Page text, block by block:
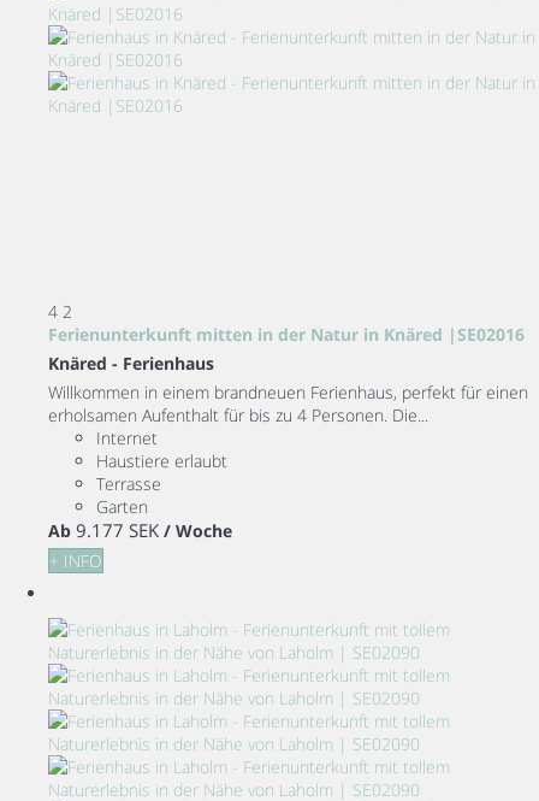
4 2
Ferienunterkunft mitten in der Natur in Knäred |SE02016
Knäred - Ferienhaus
Willkommen in einem brandneuen Ferienhaus, perfekt für einen
erholsamen Aufenthalt für bis zu 4 Personen. Die...
Internet
Haustiere erlaubt
Terrasse
Garten
Ab 9.177 SEK / Woche
+ INFO